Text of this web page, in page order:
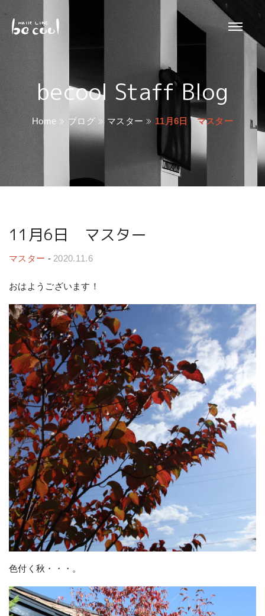
becool Staff Blog
Home ブログ マスター 11月6日 マスター
11月6日 マスター
マスター - 2020.11.6
おはようございます！
色付く秋・・・。